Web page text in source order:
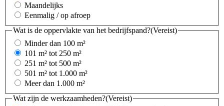
Maandelijks
Eenmalig / op afroep
Wat is de oppervlakte van het bedrijfspand?(Vereist)
Minder dan 100 m²
101 m² tot 250 m²
251 m² tot 500 m²
501 m² tot 1.000 m²
Meer dan 1.000 m²
Wat zijn de werkzaamheden?(Vereist)